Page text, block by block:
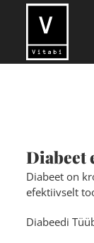
Diabeet
Diabeet on
efektiivselt
Diabeedi